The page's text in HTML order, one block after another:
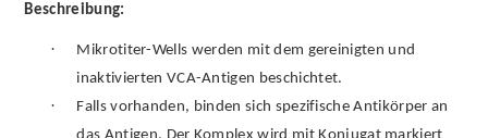
Beschreibung:
·
Mikrotiter-Wells werden mit dem gereinigten und
inaktivierten VCA-Antigen beschichtet.
·
Falls vorhanden, binden sich spezifische Antikörper an